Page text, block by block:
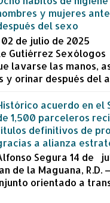
y mujeres
del sexo
02 de julio de 2025
Gutiérrez Sexólogos
lavarse las manos,
y orinar después del
acuerdo en el
1,500 parceleros
definitivos de
a alianza
Segura 14 de
de la Maguana, R.D.
orientado a